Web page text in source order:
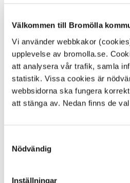
Välkommen till Bromölla
Vi använder webbkakor
upplevelse av bromolla.se.
att analysera vår trafik, samla
statistik. Vissa cookies är
webbsidorna ska fungera
att stänga av. Nedan finns de
Nödvändig
Inställningar
med handledning, framför allt
perspektiv
Lärarna på Valje folkhögskola
med gruppen. De berättar att det
många bra diskussioner och
deltagare från olika
kunde dra nytta av det kollegiala
positiva klimatet i gruppen.
beröm, berättar Cajsa Fransman